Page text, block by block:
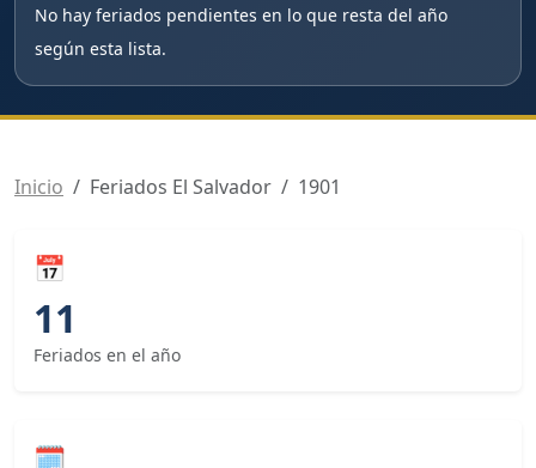
No hay feriados pendientes en lo que resta del año
según esta lista.
Inicio Feriados El Salvador 1901
📅
11
Feriados en el año
🗓